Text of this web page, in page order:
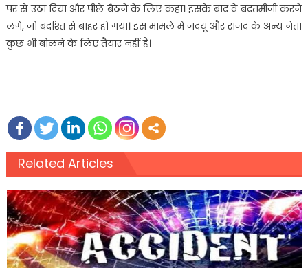
पर से उठा दिया और पीछे बैठने के लिए कहा। इसके बाद वे बदतमीजी करने
लगे, जो बर्दाश्त से बाहर हो गया। इस मामले में जदयू और राजद के अन्य नेता
कुछ भी बोलने के लिए तैयार नहीं हैं।
Related Articles